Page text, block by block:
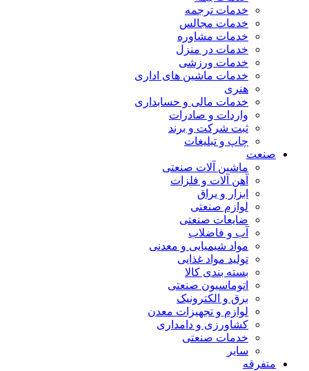
خدمات ترجمه
خدمات مجالس
خدمات مشاوره
خدمات در منزل
خدمات ورزشی
خدمات ماشین های اداری
هنری
خدمات مالی و حسابداری
واردات و صادرات
ثبت شرکت و برند
چاپ و تبلیغات
صنعت
ماشین آلات صنعتی
آهن آلات و فلزات
ابزار و یراق
لوازم صنعتی
ضایعات صنعتی
آب و فاضلاب
مواد شیمیایی و معدنی
تولید مواد غذایی
بسته بندی کالا
اتوماسیون صنعتی
برق و الکترونیک
لوازم و تجهیزات معدن
کشاورزی و دامداری
خدمات صنعتی
سایر
متفرقه